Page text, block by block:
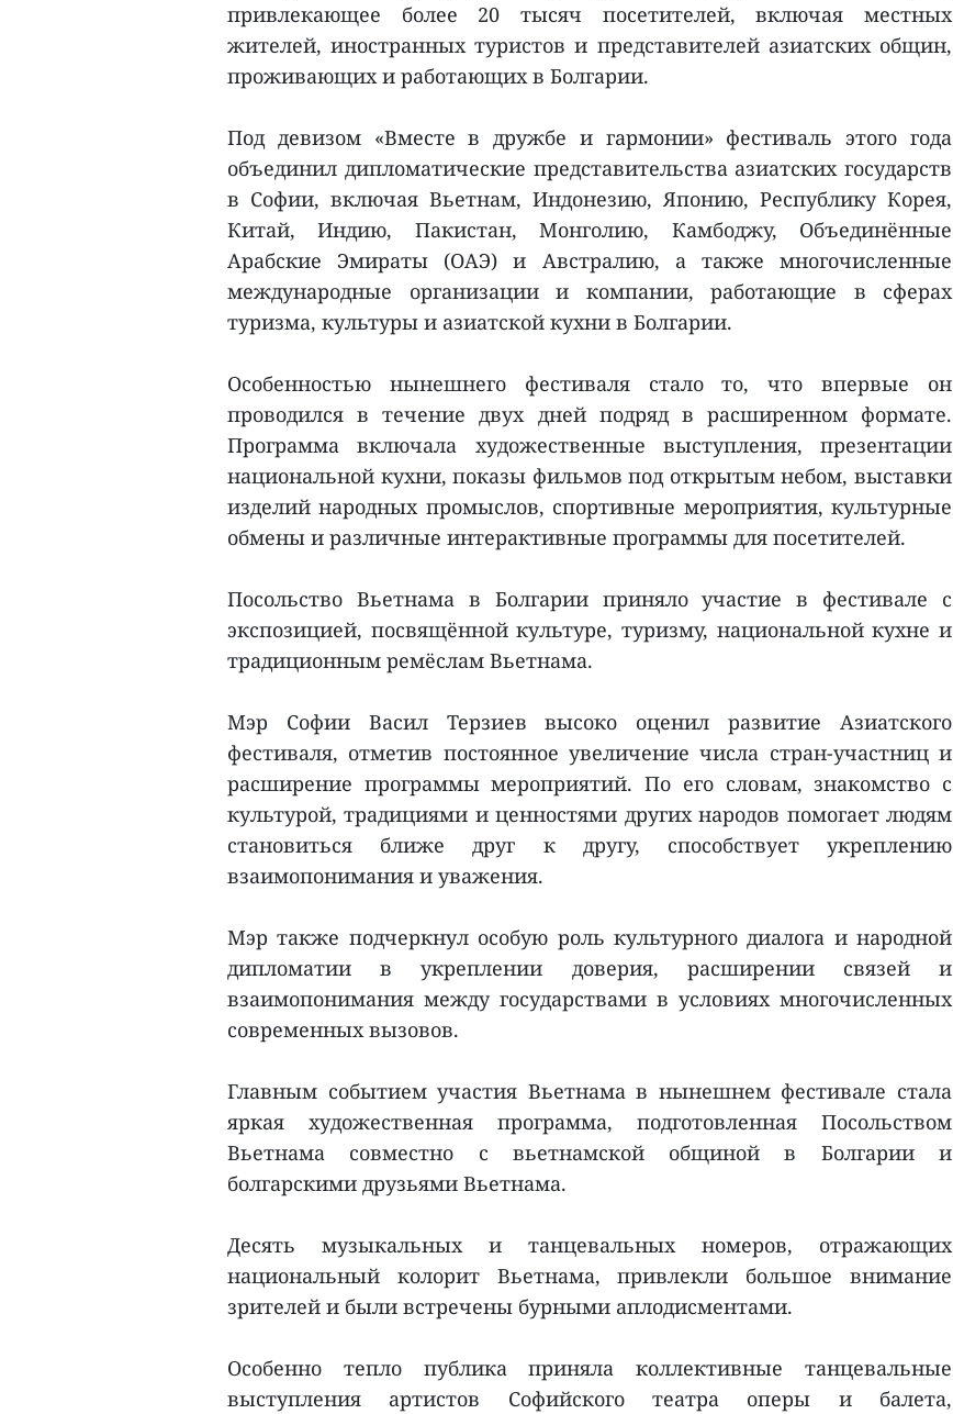
привлекающее более 20 тысяч посетителей, включая местных
жителей, иностранных туристов и представителей азиатских общин,
проживающих и работающих в Болгарии.
Под девизом «Вместе в дружбе и гармонии» фестиваль этого года
объединил дипломатические представительства азиатских государств
в Софии, включая Вьетнам, Индонезию, Японию, Республику Корея,
Китай, Индию, Пакистан, Монголию, Камбоджу, Объединённые
Арабские Эмираты (ОАЭ) и Австралию, а также многочисленные
международные организации и компании, работающие в сферах
туризма, культуры и азиатской кухни в Болгарии.
Особенностью нынешнего фестиваля стало то, что впервые он
проводился в течение двух дней подряд в расширенном формате.
Программа включала художественные выступления, презентации
национальной кухни, показы фильмов под открытым небом, выставки
изделий народных промыслов, спортивные мероприятия, культурные
обмены и различные интерактивные программы для посетителей.
Посольство Вьетнама в Болгарии приняло участие в фестивале с
экспозицией, посвящённой культуре, туризму, национальной кухне и
традиционным ремёслам Вьетнама.
Мэр Софии Васил Терзиев высоко оценил развитие Азиатского
фестиваля, отметив постоянное увеличение числа стран-участниц и
расширение программы мероприятий. По его словам, знакомство с
культурой, традициями и ценностями других народов помогает людям
становиться ближе друг к другу, способствует укреплению
взаимопонимания и уважения.
Мэр также подчеркнул особую роль культурного диалога и народной
дипломатии в укреплении доверия, расширении связей и
взаимопонимания между государствами в условиях многочисленных
современных вызовов.
Главным событием участия Вьетнама в нынешнем фестивале стала
яркая художественная программа, подготовленная Посольством
Вьетнама совместно с вьетнамской общиной в Болгарии и
болгарскими друзьями Вьетнама.
Десять музыкальных и танцевальных номеров, отражающих
национальный колорит Вьетнама, привлекли большое внимание
зрителей и были встречены бурными аплодисментами.
Особенно тепло публика приняла коллективные танцевальные
выступления артистов Софийского театра оперы и балета,